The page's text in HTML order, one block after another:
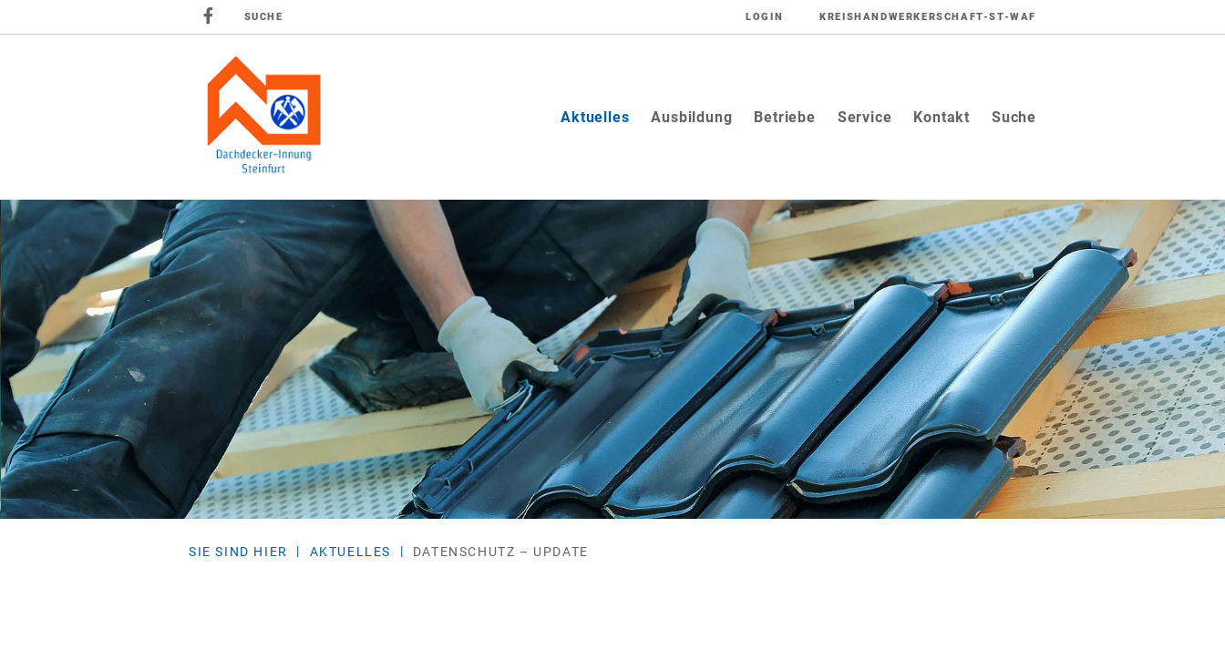
SUCHE LOGIN KREISHANDWERKERSCHAFT-ST-WAF
Aktuelles(current)
Ausbildung Betriebe Service Kontakt Suche
SIE SIND HIER AKTUELLES DATENSCHUTZ – UPDATE